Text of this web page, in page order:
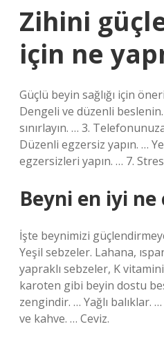
Zihini
için ne
Güçlü beyin sağlığı için
Dengeli ve düzenli beslenin.
sınırlayın. … 3.
Düzenli egzersiz yapın. …
egzersizleri yapın. … 7.
Beyni en iyi ne
İşte beynimizi
Yeşil sebzeler. Lahana,
yapraklı sebzeler, K
karoten gibi beyin dostu
zengindir. … Yağlı balıklar.
ve kahve. … Ceviz.